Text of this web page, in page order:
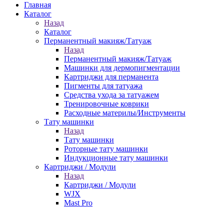
Главная
Каталог
Назад
Каталог
Перманентный макияж/Татуаж
Назад
Перманентный макияж/Татуаж
Машинки для дермопигментации
Картриджи для перманента
Пигменты для татуажа
Средства ухода за татуажем
Тренировочные коврики
Расходные материлы/Инструменты
Тату машинки
Назад
Тату машинки
Роторные тату машинки
Индукционные тату машинки
Картриджи / Модули
Назад
Картриджи / Модули
WJX
Mast Pro